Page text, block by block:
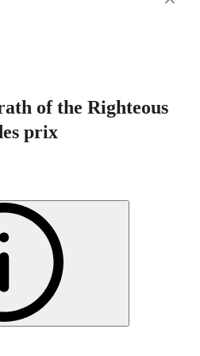
of the Righteous
prix